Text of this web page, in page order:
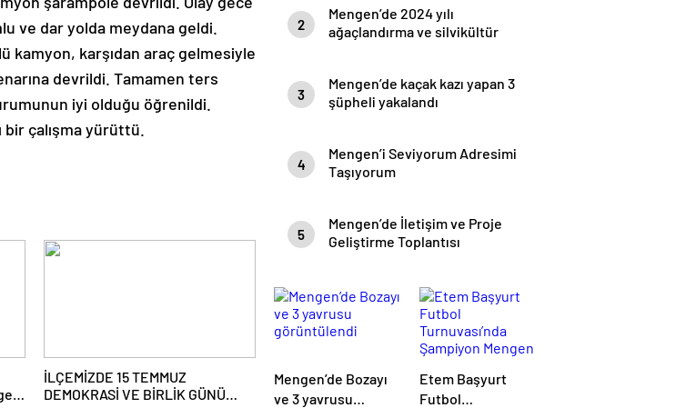
ve dar yolda meydana geldi.
kamyon, karşıdan araç gelmesiyle
devrildi. Tamamen ters
iyi olduğu öğrenildi.
çalışma yürüttü.
İLÇEMİZDE 15 TEMMUZ
DEMOKRASİ VE BİRLİK GÜNÜ
2
Mengen’de 2024 yılı
ağaçlandırma ve silvikültür
3
Mengen’de kaçak kazı yapan 3
şüpheli yakalandı
4
Mengen’i Seviyorum Adresimi
Taşıyorum
5
Mengen’de İletişim ve Proje
Geliştirme Toplantısı
Mengen’de Bozayı
ve 3 yavrusu
Etem Başyurt
Futbol